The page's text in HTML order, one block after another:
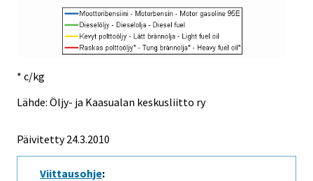
* c/kg
Lähde: Öljy- ja Kaasualan keskusliitto ry
Päivitetty24.3.2010
Viittausohje: